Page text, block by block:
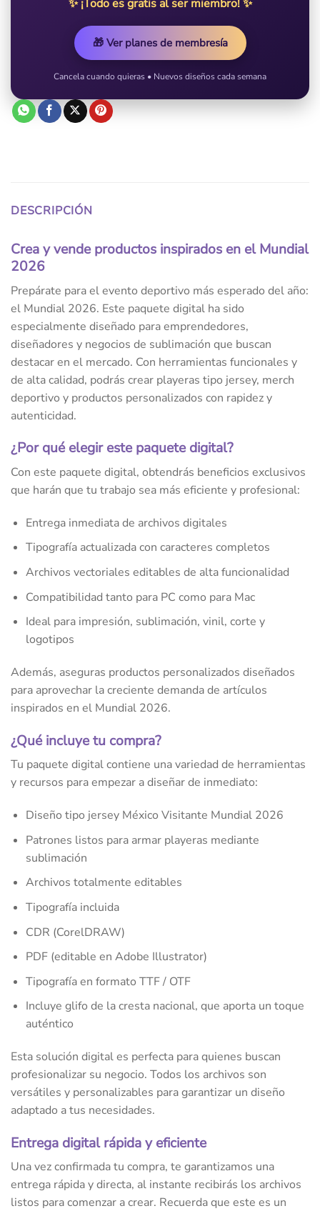
✨ ¡Todo es gratis al ser miembro! ✨
🎁 Ver planes de membresía
Cancela cuando quieras • Nuevos diseños cada semana
DESCRIPCIÓN
Crea y vende productos inspirados en el Mundial
2026
Prepárate para el evento deportivo más esperado del año:
el Mundial 2026. Este paquete digital ha sido
especialmente diseñado para emprendedores,
diseñadores y negocios de sublimación que buscan
destacar en el mercado. Con herramientas funcionales y
de alta calidad, podrás crear playeras tipo jersey, merch
deportivo y productos personalizados con rapidez y
autenticidad.
¿Por qué elegir este paquete digital?
Con este paquete digital, obtendrás beneficios exclusivos
que harán que tu trabajo sea más eficiente y profesional:
Entrega inmediata de archivos digitales
Tipografía actualizada con caracteres completos
Archivos vectoriales editables de alta funcionalidad
Compatibilidad tanto para PC como para Mac
Ideal para impresión, sublimación, vinil, corte y
logotipos
Además, aseguras productos personalizados diseñados
para aprovechar la creciente demanda de artículos
inspirados en el Mundial 2026.
¿Qué incluye tu compra?
Tu paquete digital contiene una variedad de herramientas
y recursos para empezar a diseñar de inmediato:
Diseño tipo jersey México Visitante Mundial 2026
Patrones listos para armar playeras mediante
sublimación
Archivos totalmente editables
Tipografía incluida
CDR (CorelDRAW)
PDF (editable en Adobe Illustrator)
Tipografía en formato TTF / OTF
Incluye glifo de la cresta nacional, que aporta un toque
auténtico
Esta solución digital es perfecta para quienes buscan
profesionalizar su negocio. Todos los archivos son
versátiles y personalizables para garantizar un diseño
adaptado a tus necesidades.
Entrega digital rápida y eficiente
Una vez confirmada tu compra, te garantizamos una
entrega rápida y directa, al instante recibirás los archivos
listos para comenzar a crear. Recuerda que este es un